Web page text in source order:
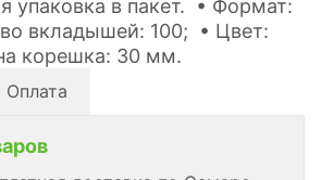
упаковка в пакет. • Формат:
вкладышей: 100; • Цвет:
корешка: 30 мм.
Оплата